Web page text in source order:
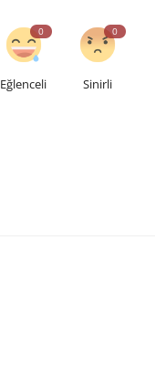
0
Eğlenceli
0
Sinirli